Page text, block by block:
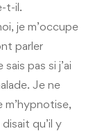
t-il.
je m’occupe
parler
pas si j’ai
Je ne
m’hypnotise,
qu’il y